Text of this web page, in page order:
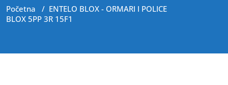
Početna / ENTELO BLOX - ORMARI I POLICE
BLOX 5PP 3R 15F1